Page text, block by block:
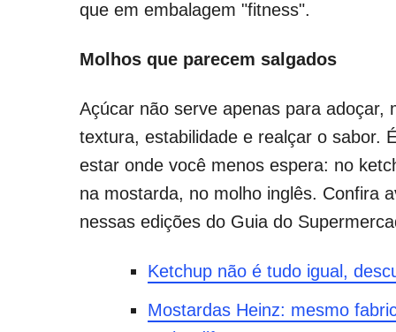
que em embalagem "fitness".
Molhos que parecem salgados
Açúcar não serve apenas para adoçar,
textura, estabilidade e realçar o sabor.
estar onde você menos espera: no
na mostarda, no molho inglês. Confira
nessas edições do Guia do
Ketchup não é tudo igual,
Mostardas Heinz: mesmo